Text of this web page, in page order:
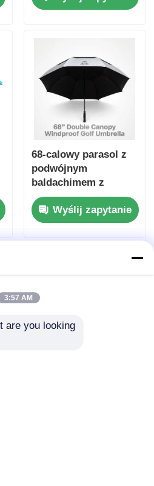
korporacyjnego i
68-calowy parasol z
podwójnym
baldachimem z
UV50+ tytanową
srebrną tkaniną i
odpornością na wiatr
100 km/h
Wyślij zapytanie
3:57 AM
are you looking